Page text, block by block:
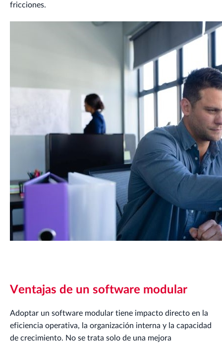
fricciones.
Ventajas de un software modular
Adoptar un software modular tiene impacto directo en la
eficiencia operativa, la organización interna y la capacidad
de crecimiento. No se trata solo de una mejora